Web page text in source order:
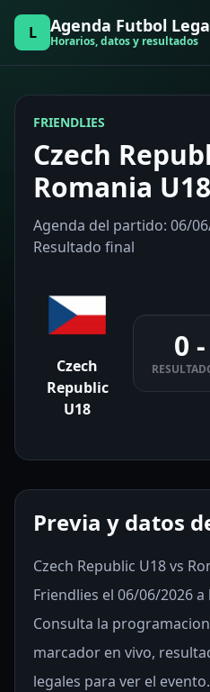
L Agenda Futbol
Horarios, datos y resultados
FRIENDLIES
Czech
Romania
Agenda del partido: 06/
Resultado final
Czech
Republic
U18
0
Previa y datos
Czech Republic U18 vs
Friendlies el 06/06/2026
Consulta la
marcador en vivo,
legales para ver el evento.